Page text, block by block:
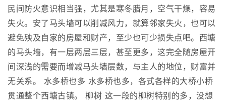
民间防火意识相当强，尤其是寒冬腊月，空气干燥，容易
失火。安了马头墙可以削减风力，就算邻家失火，也可以
避免殃及自家的房屋和财产，至少也可少损失点吧。西塘
的马头墙，有一层两层三层，甚至更多，这完全随房屋开
间深浅的需要而增减马头墙层数，与主人的地位，财富并
无关系。 水多桥也多 水多桥也多，各式各样的大桥小桥
贯通整个西塘古镇。 柳树 这一段的柳树特别的多，没想